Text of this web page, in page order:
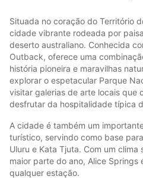
Situada no coração do Território
cidade vibrante rodeada por
deserto australiano. Conhecida
Outback, oferece uma
história pioneira e maravilhas
explorar o espetacular Parque
visitar galerias de arte locais que
desfrutar da hospitalidade típica
A cidade é também um
turístico, servindo como base
Uluru e Kata Tjuta. Com um
maior parte do ano, Alice Springs
qualquer estação.